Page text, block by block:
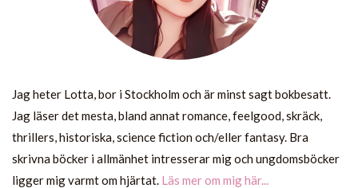
Jag heter Lotta, bor i Stockholm och är minst sagt bokbesatt.
Jag läser det mesta, bland annat romance, feelgood, skräck,
thrillers, historiska, science fiction och/eller fantasy. Bra
skrivna böcker i allmänhet intresserar mig och ungdomsböcker
ligger mig varmt om hjärtat. Läs mer om mig här...